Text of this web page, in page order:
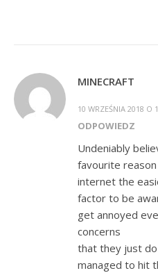
MINECRAFT
10 WRZEŚNIA 2018 O
ODPOWIEDZ
Undeniably
favourite
internet the
factor to be
get annoyed
concerns
that they just
managed to hit